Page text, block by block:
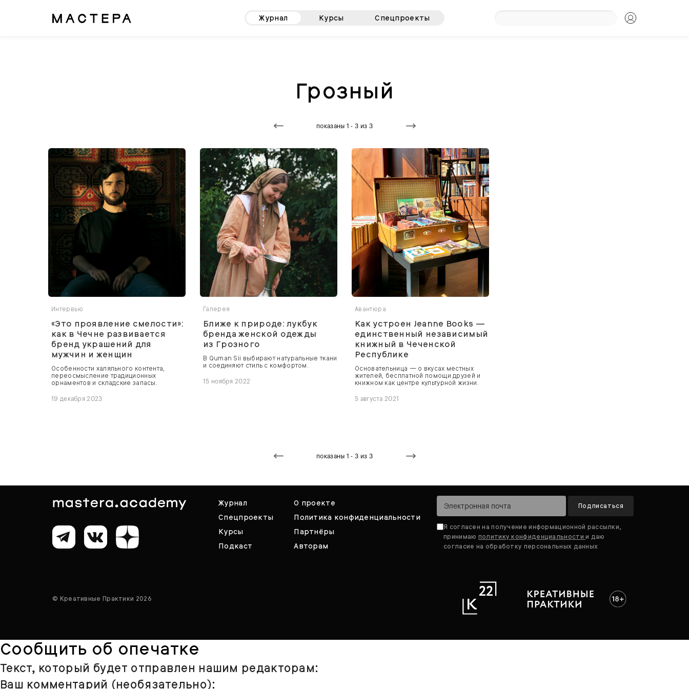
Журнал Курсы Спецпроекты
Грозный
показаны 1 - 3 из 3
Интервью
«Это проявление смелости»:
как в Чечне развивается
бренд украшений для
мужчин и женщин
Особенности халяльного контента,
переосмысление традиционных
орнаментов и складские запасы.
19 декабря 2023
Галерея
Ближе к природе: лукбук
бренда женской одежды
из Грозного
В Quman Sii выбирают натуральные ткани
и соединяют стиль с комфортом.
15 ноября 2022
Авантюра
Как устроен Jeanne Books —
единственный независимый
книжный в Чеченской
Республике
Основательница — о вкусах местных
жителей, бесплатной помощи друзей и
книжном как центре культурной жизни.
5 августа 2021
показаны 1 - 3 из 3
Журнал
Спецпроекты
Курсы
Подкаст
О проекте
Политика конфиденциальности
Партнёры
Авторам
Подписаться
Я согласен на получение информационной рассылки,
принимаю политику конфиденциальностии даю
согласие на обработку персональных данных
© Креативные Практики 2026
Сообщить об опечатке
Текст, который будет отправлен нашим редакторам:
Ваш комментарий (необязательно):